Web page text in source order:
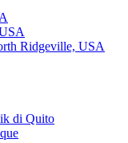
Ridgeville, USA
di Quito